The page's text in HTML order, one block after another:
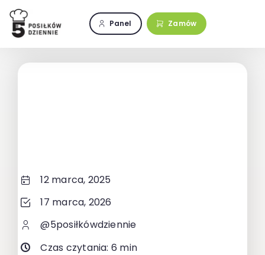
Przejdź
zawartości
Panel Zamów
12 marca, 2025
17 marca, 2026
@5posiłkówdziennie
Czas czytania: 6 min